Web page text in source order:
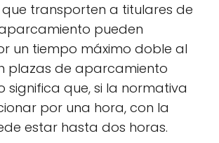
que transporten a titulares de
pueden
un tiempo máximo doble al
plazas de aparcamiento
significa que, si la normativa
por una hora, con la
estar hasta dos horas.